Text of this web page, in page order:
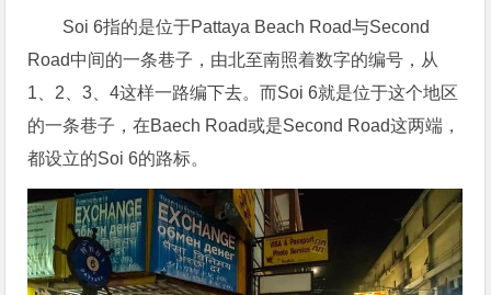
Soi 6指的是位于Pattaya Beach Road与Second
Road中间的一条巷子，由北至南照着数字的编号，从
1、2、3、4这样一路编下去。而Soi 6就是位于这个地区
的一条巷子，在Baech Road或是Second Road这两端，
都设立的Soi 6的路标。